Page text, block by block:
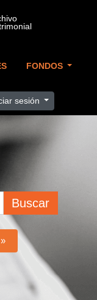
FONDOS
sesión
Buscar